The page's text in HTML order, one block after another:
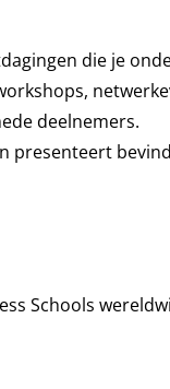
die je
deelnemers.
presenteert
Schools